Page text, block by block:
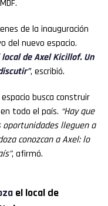
de la inauguración
del nuevo espacio.
de Axel Kicillof. Un
, escribió.
busca construir
todo el país. “Hay que
lleguen a
conozcan a Axel: lo
, afirmó.
el local de